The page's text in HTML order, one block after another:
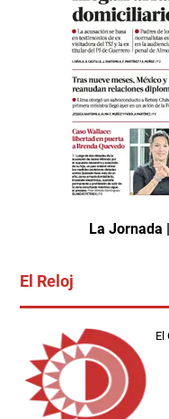
La Jornada
El Reloj
El